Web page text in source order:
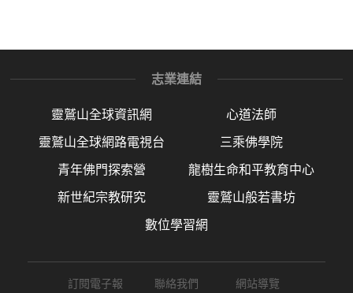
志業連結
靈鷲山全球資訊網 心道法師
靈鷲山全球網路電視台 三乘佛學院
青年佛門探索營 龍樹生命和平教育中心
新世紀宗教研究 靈鷲山般若書坊
數位學習網
訂閱電子報 聯絡我們 網站導覽